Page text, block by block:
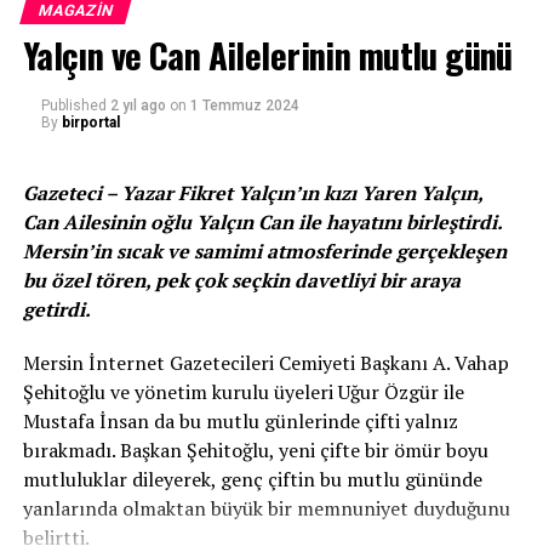
harcamanın beni ne kadar mutlu ettiğini keşfettim.
Gelecekle ilgili çok hayalim var… Şu aralar bir hayalimi
gerçekleştiriyorum; birkaç ay sonra Harvard Üniversitesi
New York Film Academy Actors Studio’da oyunculuk
eğitimi almak için Amerika’ya gideceğim, çok
dışında eğitim alıp hem işin kamera önünde hem
arkasında ilerlemek istiyorum. Belki ileride yapım
şirketim olur ve güzel projelere imza atarım. Ben en çok,
gerçekleştirebileceğim hayallerin peşindeyim. Şu an için
hayallerim, her genç gibi yapacağım işte başarılı olmak
istiyorum. Tabii ki hayallerimi gerçekleştirmek için en
büyük desteği ailem ve menajerim veriyor, şanslıyım”
dedi.
23 Nisan Ulusal Egemenlik ve Çocuk Bayramı’nın da
öneminden bahseden “Atatürk demek zaten tek başına
bile çok şey demek. 23 Nisan’da Büyük Millet Meclisi
MAGAZIN
Yalçın ve Can Ailelerinin mutlu günü
Published 2 yıl ago on 1 Temmuz 2024
By birportal
Gazeteci – Yazar Fikret Yalçın’ın kızı Yaren Yalçın,
Can Ailesinin oğlu Yalçın Can ile hayatını birleştirdi.
Mersin’in sıcak ve samimi atmosferinde gerçekleşen
bu özel tören, pek çok seçkin davetliyi bir araya
getirdi.
Mersin İnternet Gazetecileri Cemiyeti Başkanı A. Vahap
Şehitoğlu ve yönetim kurulu üyeleri Uğur Özgür ile
Mustafa İnsan da bu mutlu günlerinde çifti yalnız
bırakmadı. Başkan Şehitoğlu, yeni çifte bir ömür boyu
mutluluklar dileyerek, genç çiftin bu mutlu gününde
yanlarında olmaktan büyük bir memnuniyet duyduğunu
belirtti.